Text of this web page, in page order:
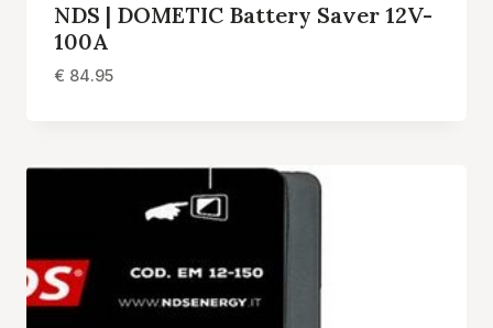
NDS | DOMETIC Battery Saver 12V-
100A
€ 84.95